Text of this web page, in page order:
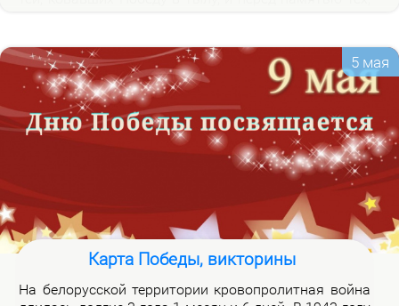
ям.
5 мая
Карта Победы, викторины
На бе­ло­рус­ской тер­ри­то­рии кро­во­про­лит­ная вой­на